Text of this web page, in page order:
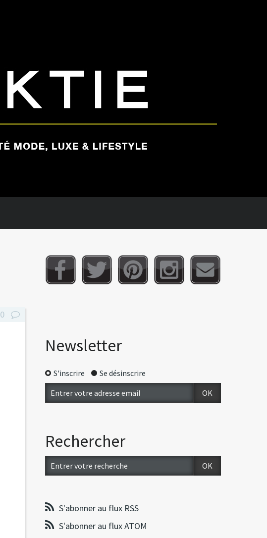
0
Newsletter
S'inscrire Se désinscrire
Rechercher
S'abonner au flux RSS
S'abonner au flux ATOM